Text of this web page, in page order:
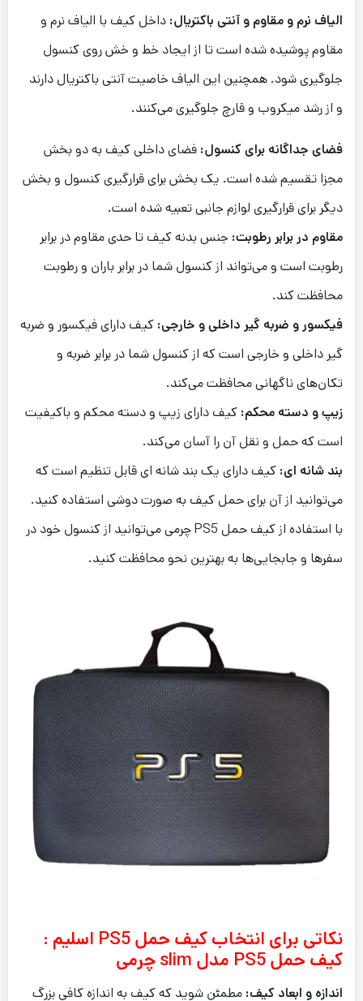
الیاف نرم و مقاوم و آنتی باکتریال: داخل کیف با الیاف نرم و
مقاوم پوشیده شده است تا از ایجاد خط و خش روی کنسول
جلوگیری شود. همچنین این الیاف خاصیت آنتی باکتریال دارند
و از رشد میکروب و قارچ جلوگیری می‌کنند.
فضای جداگانه برای کنسول: فضای داخلی کیف به دو بخش
مجزا تقسیم شده است. یک بخش برای قرارگیری کنسول و بخش
دیگر برای قرارگیری لوازم جانبی تعبیه شده است.
مقاوم در برابر رطوبت: جنس بدنه کیف تا حدی مقاوم در برابر
رطوبت است و می‌تواند از کنسول شما در برابر باران و رطوبت
محافظت کند.
فیکسور و ضربه گیر داخلی و خارجی: کیف دارای فیکسور و ضربه
گیر داخلی و خارجی است که از کنسول شما در برابر ضربه و
تکان‌های ناگهانی محافظت می‌کند.
زیپ و دسته محکم: کیف دارای زیپ و دسته محکم و باکیفیت
است که حمل و نقل آن را آسان می‌کند.
بند شانه ای: کیف دارای یک بند شانه ای قابل تنظیم است که
می‌توانید از آن برای حمل کیف به صورت دوشی استفاده کنید.
با استفاده از کیف حمل PS5 چرمی می‌توانید از کنسول خود در
سفرها و جابجایی‌ها به بهترین نحو محافظت کنید.
نکاتی برای انتخاب کیف حمل PS5 اسلیم :
کیف حمل PS5 مدل slim چرمی
اندازه و ابعاد کیف: مطمئن شوید که کیف به اندازه کافی بزرگ